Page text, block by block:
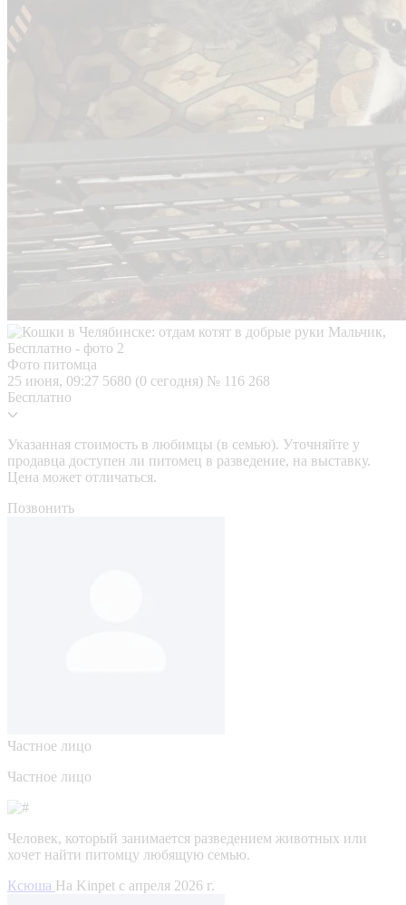
Фото питомца
25 июня, 09:27 5680 (0 сегодня) № 116 268
Бесплатно
Указанная стоимость в любимцы (в семью). Уточняйте у
продавца доступен ли питомец в разведение, на выставку.
Цена может отличаться.
Позвонить
Частное лицо
Частное лицо
Человек, который занимается разведением животных или
хочет найти питомцу любящую семью.
Ксюша На Kinpet c апреля 2026 г.